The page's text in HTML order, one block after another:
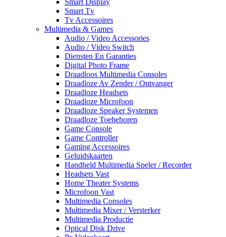
Smart Tv
Tv Accessoires
Multimedia & Games
Audio / Video Accessories
Audio / Video Switch
Diensten En Garanties
Digital Photo Frame
Draadloos Multimedia Consoles
Draadloze Av Zender / Ontvanger
Draadloze Headsets
Draadloze Microfoon
Draadloze Speaker Systemen
Draadloze Toebehoren
Game Console
Game Controller
Gaming Accessoires
Geluidskaarten
Handheld Multimedia Speler / Recorder
Headsets Vast
Home Theater Systems
Microfoon Vast
Multimedia Consoles
Multimedia Mixer / Versterker
Multimedia Productie
Optical Disk Drive